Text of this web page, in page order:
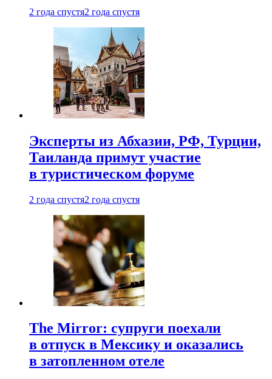
2 года спустя2 года спустя
Эксперты из Абхазии, РФ, Турции,
Таиланда примут участие
в туристическом форуме
2 года спустя2 года спустя
The Mirror: супруги поехали
в отпуск в Мексику и оказались
в затопленном отеле